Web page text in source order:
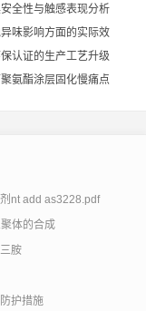
全性与触感表现分析
味影响方面的实际效
认证的生产工艺升级
氨酯涂层固化慢痛点
nt add as3228.pdf
体的合成
胺
护措施